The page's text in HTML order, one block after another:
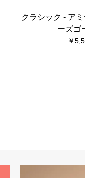
クラシック - ア
ーズゴ